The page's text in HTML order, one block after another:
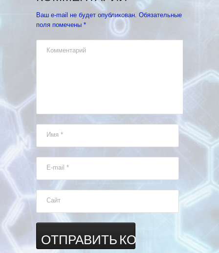
Ваш e-mail не будет опубликован. Обязательные
поля помечены *
Комментарий
Имя *
E-mail *
Сайт